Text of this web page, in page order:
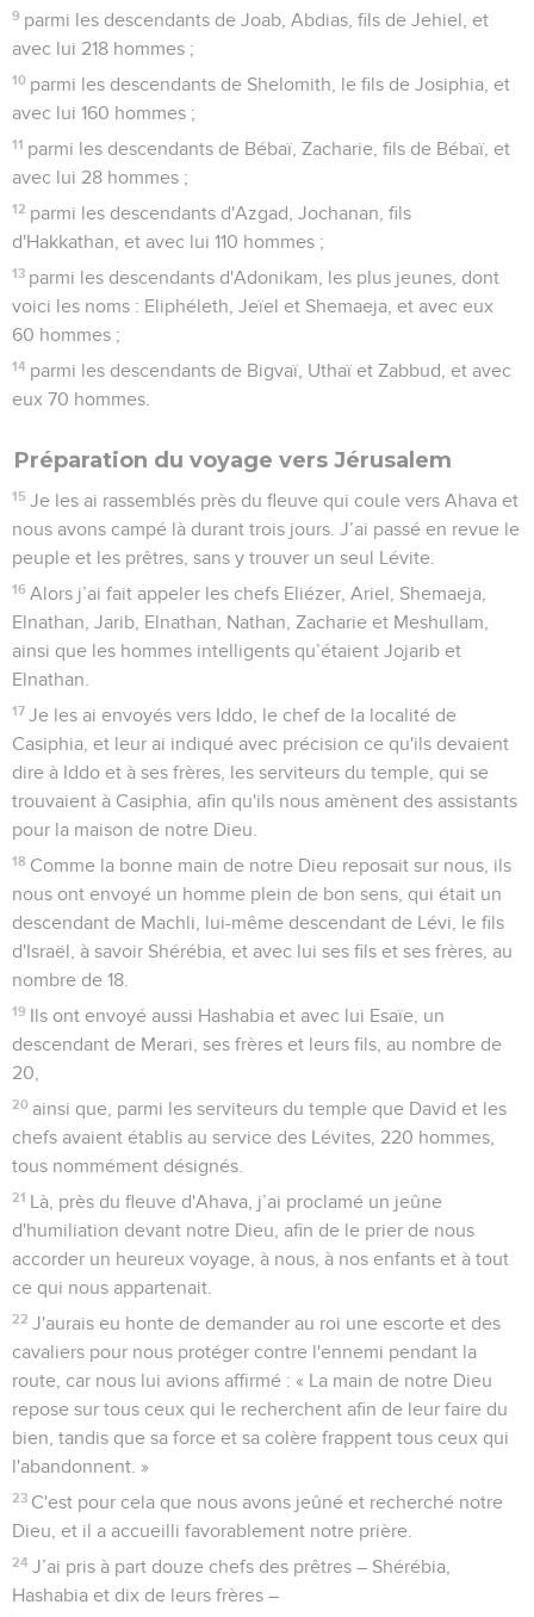
9 parmi les descendants de Joab, Abdias, fils de Jehiel, et
avec lui 218 hommes ;
10 parmi les descendants de Shelomith, le fils de Josiphia, et
avec lui 160 hommes ;
11 parmi les descendants de Bébaï, Zacharie, fils de Bébaï, et
avec lui 28 hommes ;
12 parmi les descendants d'Azgad, Jochanan, fils
d'Hakkathan, et avec lui 110 hommes ;
13 parmi les descendants d'Adonikam, les plus jeunes, dont
voici les noms : Eliphéleth, Jeïel et Shemaeja, et avec eux
60 hommes ;
14 parmi les descendants de Bigvaï, Uthaï et Zabbud, et avec
eux 70 hommes.
Préparation du voyage vers Jérusalem
15 Je les ai rassemblés près du fleuve qui coule vers Ahava et
nous avons campé là durant trois jours. J’ai passé en revue le
peuple et les prêtres, sans y trouver un seul Lévite.
16 Alors j’ai fait appeler les chefs Eliézer, Ariel, Shemaeja,
Elnathan, Jarib, Elnathan, Nathan, Zacharie et Meshullam,
ainsi que les hommes intelligents qu’étaient Jojarib et
Elnathan.
17 Je les ai envoyés vers Iddo, le chef de la localité de
Casiphia, et leur ai indiqué avec précision ce qu'ils devaient
dire à Iddo et à ses frères, les serviteurs du temple, qui se
trouvaient à Casiphia, afin qu'ils nous amènent des assistants
pour la maison de notre Dieu.
18 Comme la bonne main de notre Dieu reposait sur nous, ils
nous ont envoyé un homme plein de bon sens, qui était un
descendant de Machli, lui-même descendant de Lévi, le fils
d'Israël, à savoir Shérébia, et avec lui ses fils et ses frères, au
nombre de 18.
19 Ils ont envoyé aussi Hashabia et avec lui Esaïe, un
descendant de Merari, ses frères et leurs fils, au nombre de
20,
20 ainsi que, parmi les serviteurs du temple que David et les
chefs avaient établis au service des Lévites, 220 hommes,
tous nommément désignés.
21 Là, près du fleuve d'Ahava, j’ai proclamé un jeûne
d'humiliation devant notre Dieu, afin de le prier de nous
accorder un heureux voyage, à nous, à nos enfants et à tout
ce qui nous appartenait.
22 J'aurais eu honte de demander au roi une escorte et des
cavaliers pour nous protéger contre l'ennemi pendant la
route, car nous lui avions affirmé : « La main de notre Dieu
repose sur tous ceux qui le recherchent afin de leur faire du
bien, tandis que sa force et sa colère frappent tous ceux qui
l'abandonnent. »
23 C'est pour cela que nous avons jeûné et recherché notre
Dieu, et il a accueilli favorablement notre prière.
24 J’ai pris à part douze chefs des prêtres – Shérébia,
Hashabia et dix de leurs frères –